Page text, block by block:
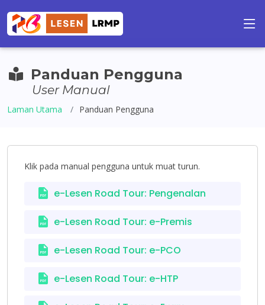
Panduan Pengguna
User Manual
Laman Utama Panduan Pengguna
Klik pada manual pengguna untuk muat turun.
e-Lesen Road Tour: Pengenalan
e-Lesen Road Tour: e-Premis
e-Lesen Road Tour: e-PCO
e-Lesen Road Tour: e-HTP